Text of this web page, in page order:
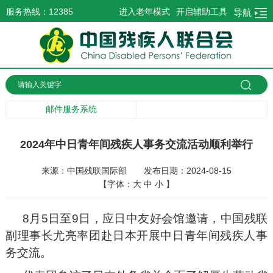
服务热线：12385 导航
开启辅助工具
进入老年模式
邮件服务系统
2024年中日青年间残疾人事务交流活动顺利举行
来源：中国残联国际部
发布日期：2024-08-15
【字体： 大 中 小 】
8月5日至9日，应日中友好会馆邀请，中国残联
副理事长尤亮率团赴日本开展中日青年间残疾人事
务交流。